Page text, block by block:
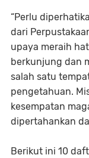
“Perlu
dari
upaya meraih
berkunjung dan
salah satu
pengetahuan.
kesempatan
dipertahankan
Berikut ini 10